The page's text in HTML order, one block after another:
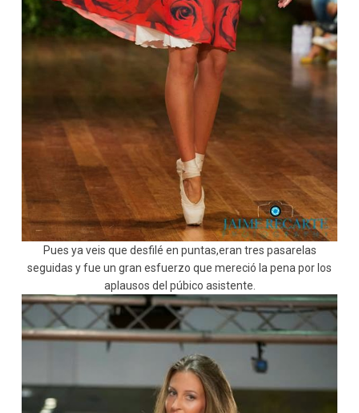
Pues ya veis que desfilé en puntas,eran tres pasarelas
seguidas y fue un gran esfuerzo que mereció la pena por los
aplausos del púbico asistente.